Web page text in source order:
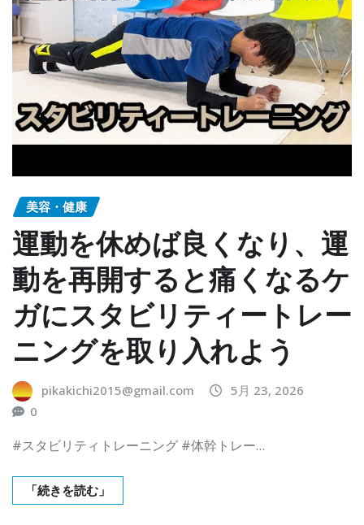
美容・健康
運動を休めば良くなり、運
動を再開すると痛くなるケ
ガにスタビリティートレー
ニングを取り入れよう
pikakichi2015@gmail.com
5月 23, 2026
0
#スタビリティトレーニング #体幹トレー…
「続きを読む」